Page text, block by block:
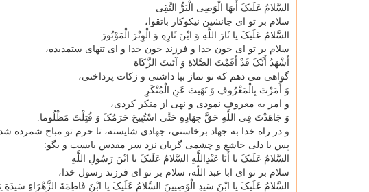
السَّلامُ عَلَیکَ أَیهَا الْوَصِی الْبَرُّ التَّقِی
سلام بر تو ای جانشین نیکوکار باتقوا،
السَّلامُ عَلَیکَ یا ثَارَ اللَّهِ وَ ابْنَ ثَارِهِ وَ الْوِتْرَ الْمَوْتُورَ
سلام بر تو ای خون خدا و فرزند خون خدا و ای تنهای ستمدیده،
أَشْهَدُ أَنَّکَ قَدْ أَقَمْتَ الصَّلاةَ وَ آتَیتَ الزَّکَاة
گواهی می دهم که تو نماز بپا داشتی و زکات پرداختی،
وَ أَمَرْتَ بِالْمَعْرُوفِ وَ نَهَیتَ عَنِ الْمُنْکَرِ
و امر به معروف نمودی و نهی از منکر کردی،
وَ جَاهَدْتَ فِی اللَّهِ حَقَّ جِهَادِهِ حَتَّی اسْتُبِیحَ حَرَمُکَ وَ قُتِلْتَ مَظْلُوما.
و در راه خدا به جهاد برخاستی، جهادی شایسته، تا حرم تو مباح شمرده
پس با دلی خاشع و چشمی گریان نزد سر مقدس بایست و بگو:
السَّلامُ عَلَیکَ یا أَبَا عَبْدِاللَّهِ السَّلامُ عَلَیکَ یا ابْنَ رَسُولِ اللَّهِ
سلام بر تو ای ابا عبد اللّه، سلام بر تو ای فرزند رسول خدا،
السَّلامُ عَلَیکَ یا ابْنَ سَیدِ الْوَصِیینَ السَّلامُ عَلَیکَ یا ابْنَ فَاطِمَةَ الزَّهْرَاءِ